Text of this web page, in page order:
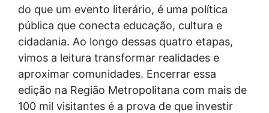
do que um evento literário, é uma política
pública que conecta educação, cultura e
cidadania. Ao longo dessas quatro etapas,
vimos a leitura transformar realidades e
aproximar comunidades. Encerrar essa
edição na Região Metropolitana com mais de
100 mil visitantes é a prova de que investir